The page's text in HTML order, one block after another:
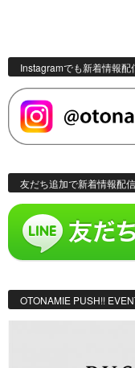
Instagramでも新着情報配
友だち追加で新着情報配信
OTONAMIE PUSH!!